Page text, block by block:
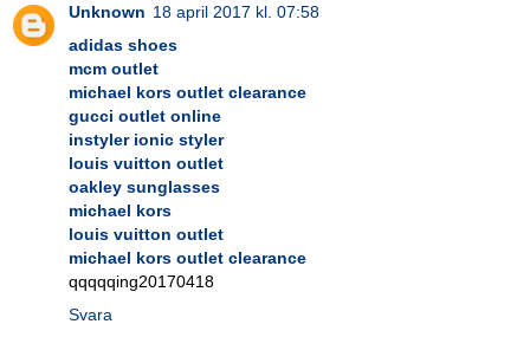
Unknown 18 april 2017 kl. 07:58
adidas shoes
mcm outlet
michael kors outlet clearance
gucci outlet online
instyler ionic styler
louis vuitton outlet
oakley sunglasses
michael kors
louis vuitton outlet
michael kors outlet clearance
qqqqqing20170418
Svara